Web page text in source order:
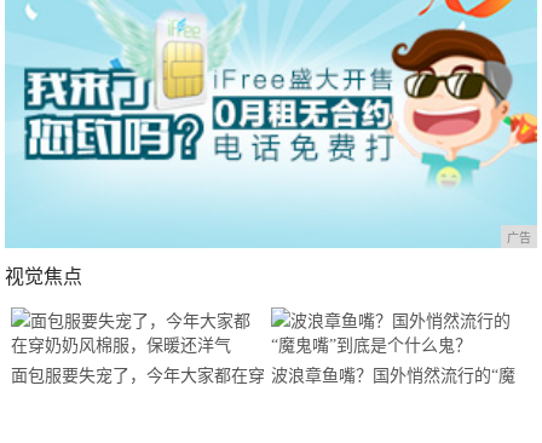
广告
视觉焦点
面包服要失宠了，今年大家都在穿 波浪章鱼嘴？国外悄然流行的“魔